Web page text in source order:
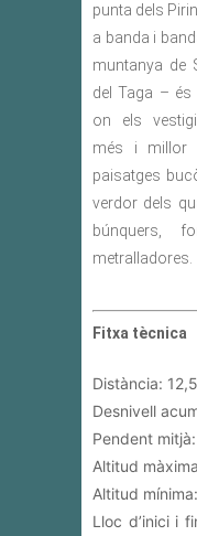
punta dels
a banda i
muntanya de
del Taga – és
on els
més i millor
paisatges
verdor dels
búnquers,
metralladores.
Fitxa tècnica
Distància:
Desnivell
Pendent mitjà:
Altitud
Altitud
Lloc d’inici i